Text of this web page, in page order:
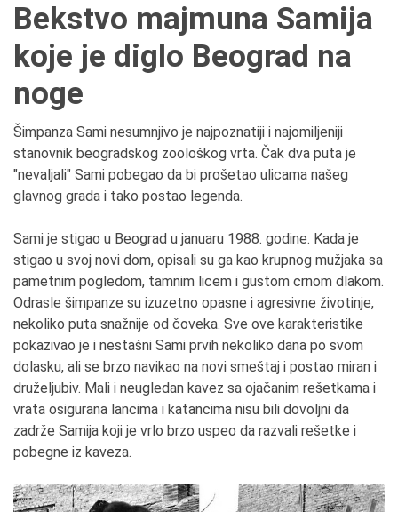
Bekstvo majmuna Samija
koje je diglo Beograd na
noge
Šimpanza Sami nesumnjivo je najpoznatiji i najomiljeniji
stanovnik beogradskog zoološkog vrta. Čak dva puta je
"nevaljali" Sami pobegao da bi prošetao ulicama našeg
glavnog grada i tako postao legenda.
Sami je stigao u Beograd u januaru 1988. godine. Kada je
stigao u svoj novi dom, opisali su ga kao krupnog mužjaka sa
pametnim pogledom, tamnim licem i gustom crnom dlakom.
Odrasle šimpanze su izuzetno opasne i agresivne životinje,
nekoliko puta snažnije od čoveka. Sve ove karakteristike
pokazivao je i nestašni Sami prvih nekoliko dana po svom
dolasku, ali se brzo navikao na novi smeštaj i postao miran i
druželjubiv. Mali i neugledan kavez sa ojačanim rešetkama i
vrata osigurana lancima i katancima nisu bili dovoljni da
zadrže Samija koji je vrlo brzo uspeo da razvali rešetke i
pobegne iz kaveza.